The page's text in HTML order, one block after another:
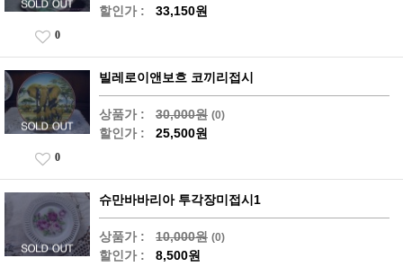
할인가 : 33,150원
0
빌레로이앤보흐 코끼리접시
상품가 : 30,000원 (0)
할인가 : 25,500원
0
슈만바바리아 투각장미접시1
상품가 : 10,000원 (0)
할인가 : 8,500원